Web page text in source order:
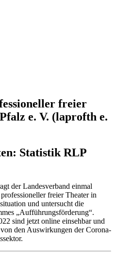
freier
e. V. (laprofth e.
Statistik RLP
der Landesverband einmal
freier Theater in
und untersucht die
„Aufführungsförderung“.
sind jetzt online einsehbar und
den Auswirkungen der Corona-